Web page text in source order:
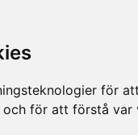
för
för att förstå var